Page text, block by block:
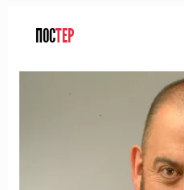
ПОСТЕР